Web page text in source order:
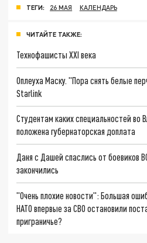
ТЕГИ: 26 МАЯ КАЛЕНДАРЬ
ЧИТАЙТЕ ТАКЖЕ:
Технофашисты XXI века
Оплеуха Маску. "Пора снять белые
Starlink
Студентам каких специальностей во
положена губернаторская доплата
Даня с Дашей спаслись от боевиков
закончились
"Очень плохие новости": Большая
НАТО впервые за СВО остановили
приграничье?